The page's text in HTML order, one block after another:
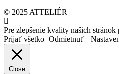
© 2025 ATTELIÉR
Pre zlepšenie kvality našich stránok
Prijať všetko Odmietnuť
Close